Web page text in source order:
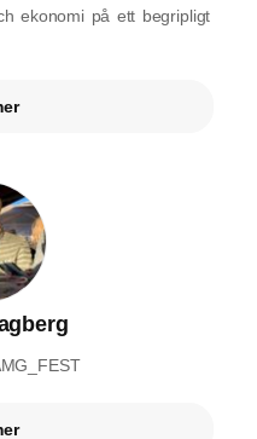
ekonomi på ett begripligt